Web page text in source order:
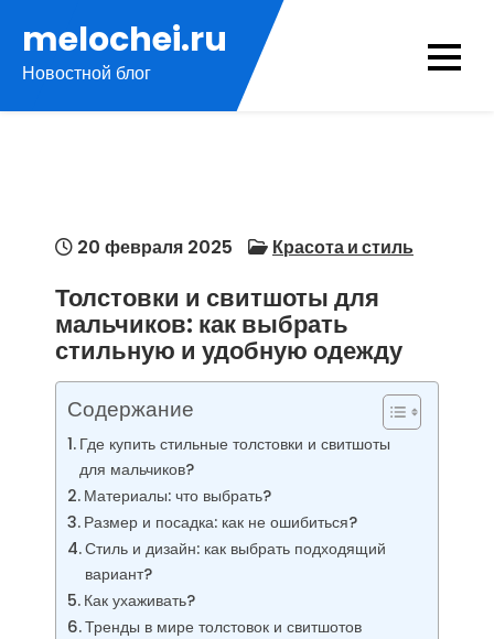
содержимому
melochei.ru
Новостной блог
20 февраля 2025 Красота и стиль
Толстовки и свитшоты для
мальчиков: как выбрать
стильную и удобную одежду
Содержание
Где купить стильные толстовки и свитшоты
для мальчиков?
Материалы: что выбрать?
Размер и посадка: как не ошибиться?
Стиль и дизайн: как выбрать подходящий
вариант?
Как ухаживать?
Тренды в мире толстовок и свитшотов